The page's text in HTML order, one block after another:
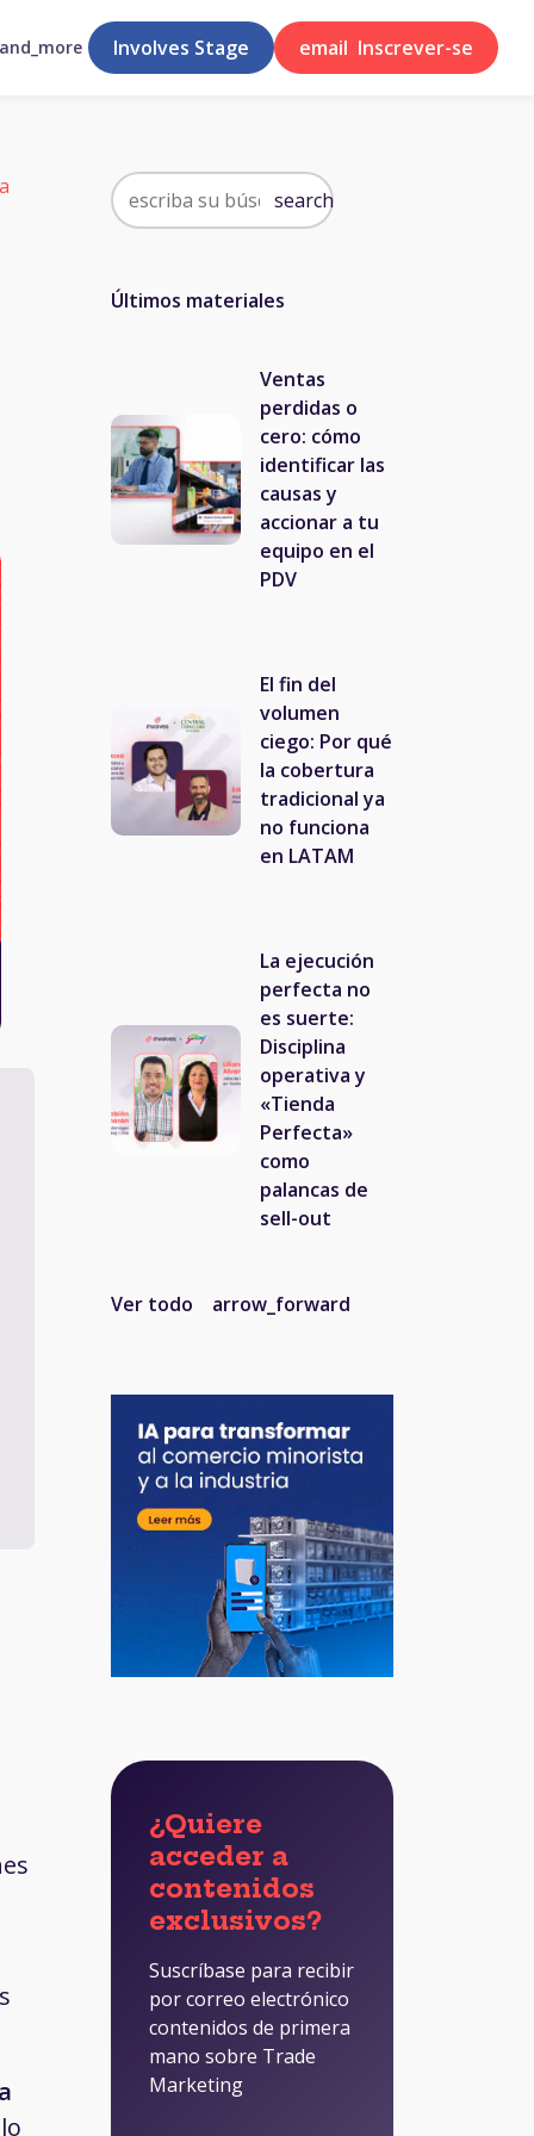
Involves Stage email Inscrever-se
search
Últimos materiales
Ventas
perdidas o
cero: cómo
identificar las
causas y
accionar a tu
equipo en el
PDV
El fin del
volumen
ciego: Por qué
la cobertura
tradicional ya
no funciona
en LATAM
La ejecución
perfecta no
es suerte:
Disciplina
operativa y
«Tienda
Perfecta»
como
palancas de
sell-out
Ver todo arrow_forward
¿Quiere
acceder a
contenidos
exclusivos?
Suscríbase para recibir
por correo electrónico
contenidos de primera
mano sobre Trade
Marketing